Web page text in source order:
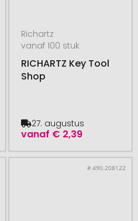
Richartz
vanaf 100 stuk
RICHARTZ Key Tool
Shop
vanaf € 2,39
27. augustus
# 490.208122